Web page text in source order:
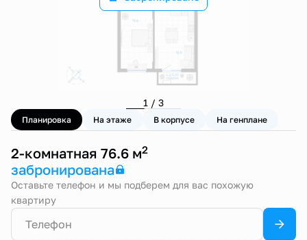
1 / 3
Планировка На этаже В корпусе На генплане
2-комнатная 76.6 м2
забронирована
Оставьте телефон и мы подберем для вас похожую
квартиру